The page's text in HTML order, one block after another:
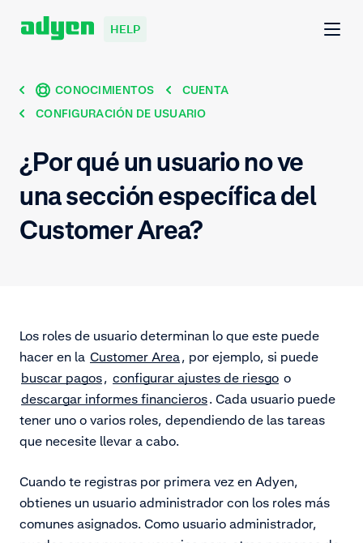
HELP
CONOCIMIENTOS
CUENTA
CONFIGURACIÓN DE USUARIO
¿Por qué un usuario no ve
una sección específica del
Customer Area?
Los roles de usuario determinan lo que este puede
hacer en la Customer Area, por ejemplo, si puede
buscar pagos, configurar ajustes de riesgo o
descargar informes financieros. Cada usuario puede
tener uno o varios roles, dependiendo de las tareas
que necesite llevar a cabo.
Cuando te registras por primera vez en Adyen,
obtienes un usuario administrador con los roles más
comunes asignados. Como usuario administrador,